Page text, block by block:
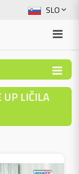
SLO
ENG
ITA
UP LIČILA